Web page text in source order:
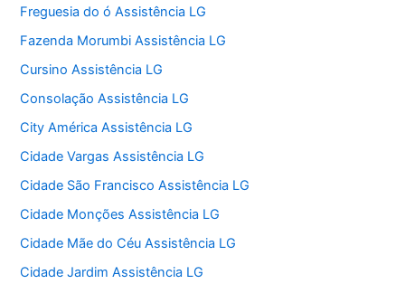
Freguesia do ó Assistência LG
Fazenda Morumbi Assistência LG
Cursino Assistência LG
Consolação Assistência LG
City América Assistência LG
Cidade Vargas Assistência LG
Cidade São Francisco Assistência LG
Cidade Monções Assistência LG
Cidade Mãe do Céu Assistência LG
Cidade Jardim Assistência LG